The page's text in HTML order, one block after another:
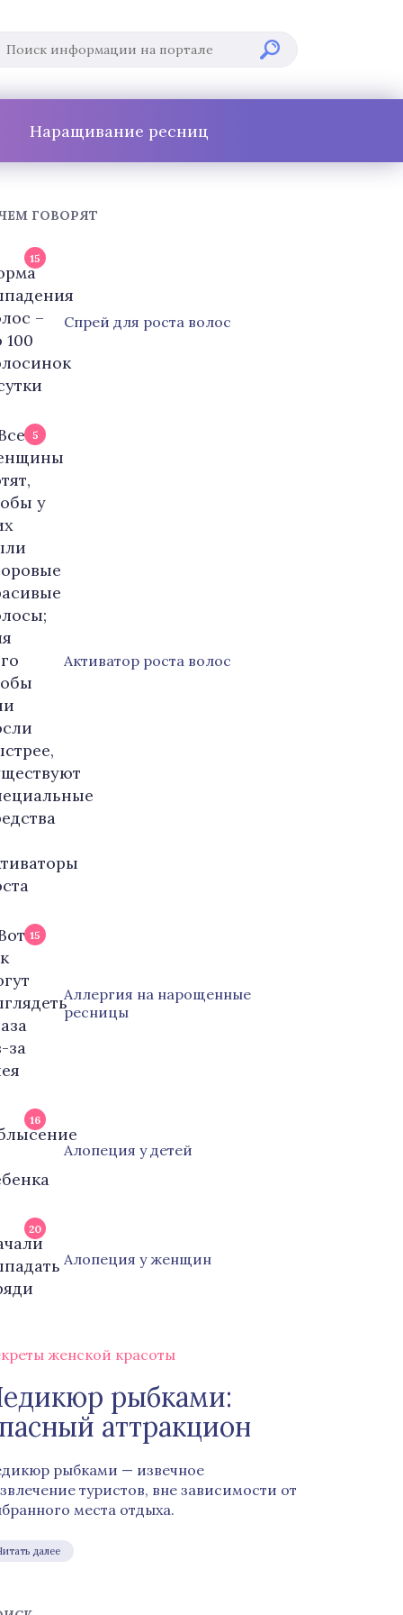
Наращивание ресниц
ГОВОРЯТ
15
Cпрей для роста волос
5
Активатор роста волос
15
Аллергия на нарощенные
ресницы
16
Алопеция у детей
20
Алопеция у женщин
женской красоты
рыбками:
аттракцион
рыбками — извечное
туристов, вне зависимости от
места отдыха.
далее